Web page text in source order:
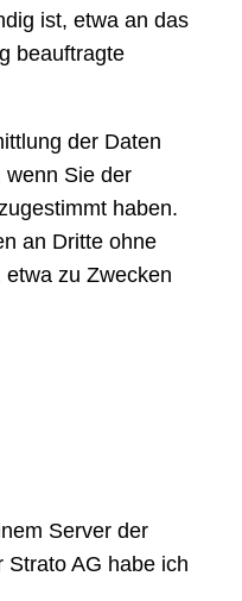
ist, etwa an das
beauftragte
der Daten
wenn Sie der
haben.
an Dritte ohne
zu Zwecken
Server der
Strato AG habe ich